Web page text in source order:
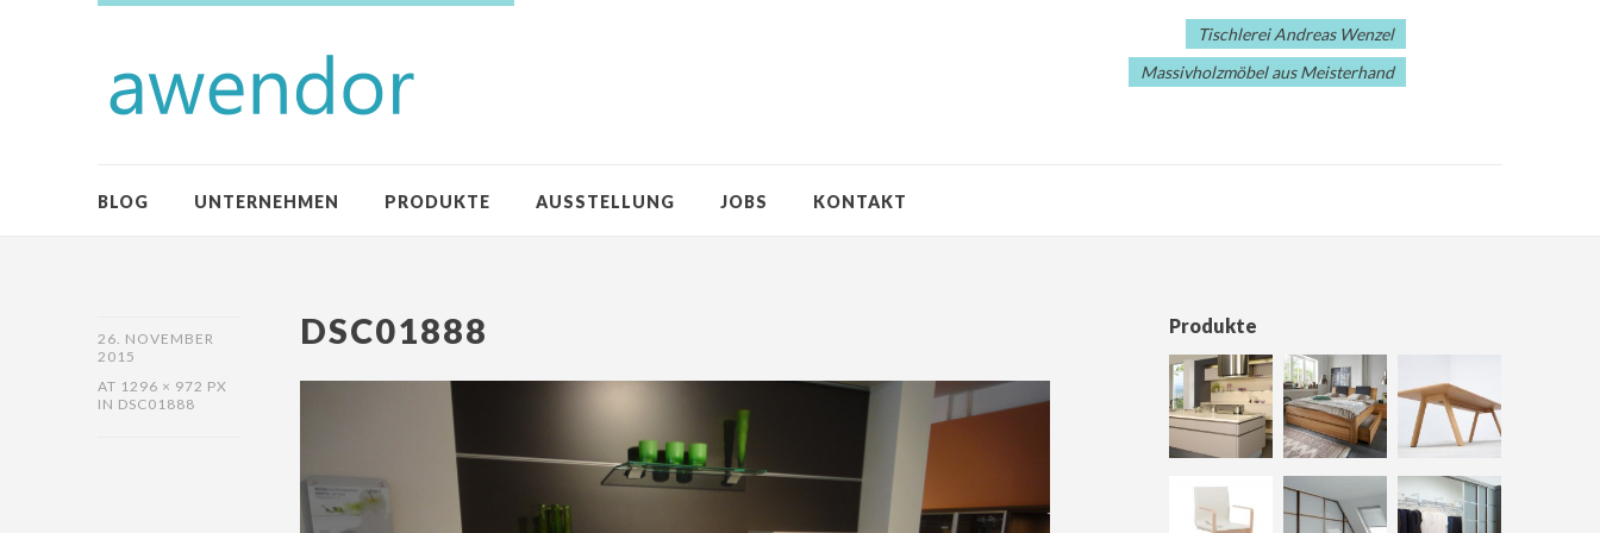
Tischlerei Andreas Wenzel
Massivholzmöbel aus Meisterhand
BLOG UNTERNEHMEN PRODUKTE AUSSTELLUNG JOBS KONTAKT
26. NOVEMBER
2015
AT 1296 × 972 PX
IN DSC01888
DSC01888 Produkte